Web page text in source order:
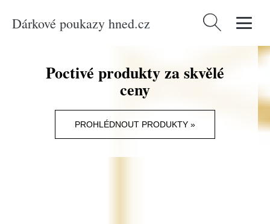
Dárkové poukazy hned.cz Vyhledávání
Poctivé produkty za skvělé
ceny
PROHLÉDNOUT PRODUKTY »